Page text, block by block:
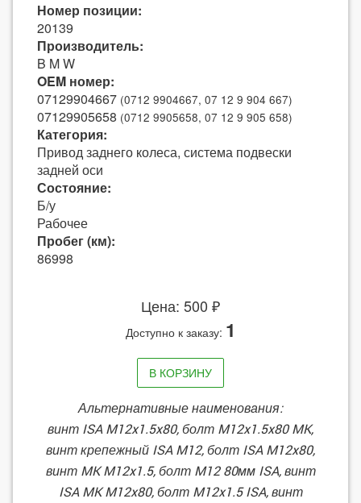
Номер позиции:
20139
Производитель:
B M W
OEM номер:
07129904667 (0712 9904667, 07 12 9 904 667)
07129905658 (0712 9905658, 07 12 9 905 658)
Категория:
Привод заднего колеса, система подвески
задней оси
Состояние:
Б/у
Рабочее
Пробег (км):
86998
Цена: 500 ₽
Доступно к заказу: 1
В КОРЗИНУ
Альтернативные наименования:
винт ISA M12x1.5x80, болт M12x1.5x80 MK,
винт крепежный ISA M12, болт ISA M12x80,
винт MK M12x1.5, болт M12 80мм ISA, винт
ISA MK M12x80, болт M12x1.5 ISA, винт